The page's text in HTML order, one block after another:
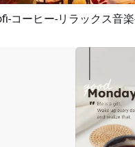
プレビュー